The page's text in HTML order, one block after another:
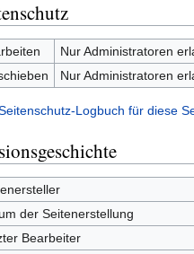
Nur Administratoren
Nur Administratoren
Logbuch für diese
der Seitenerstellung
Bearbeiter